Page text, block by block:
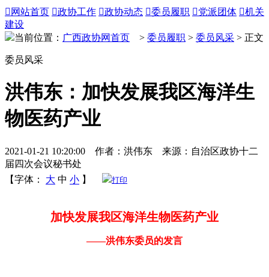
 网站首页 政协工作 政协动态 委员履职 党派团体 机关
建设
当前位置： 广西政协网首页 > 委员履职 > 委员风采 > 正文
委员风采
洪伟东：加快发展我区海洋生
物医药产业
2021-01-21 10:20:00 作者：洪伟东 来源：自治区政协十二
届四次会议秘书处
【字体：
大 中 小 】 打印
加快发展我区海洋生物医药产业
——洪伟东委员的发言